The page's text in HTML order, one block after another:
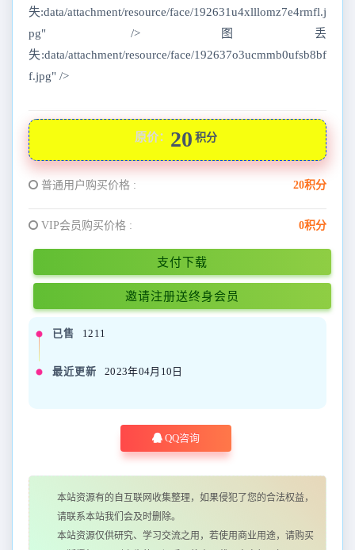
失:data/attachment/resource/face/192631u4xlllomz7e4rmfl.j
pg" />图丢
失:data/attachment/resource/face/192637o3ucmmb0ufsb8bf
f.jpg" />
原价： 20 积分
普通用户购买价格 : 20积分
VIP会员购买价格 : 0积分
支付下载
邀请注册送终身会员
已售 1211
最近更新 2023年04月10日
QQ咨询
本站资源有的自互联网收集整理，如果侵犯了您的合法权益，
请联系本站我们会及时删除。
本站资源仅供研究、学习交流之用，若使用商业用途，请购买